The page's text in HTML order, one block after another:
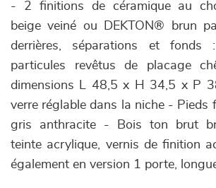
- 2 finitions de céramique au
beige veiné ou DEKTON® brun
derrières, séparations et fonds
particules revêtus de placage
dimensions L 48,5 x H 34,5 x P
verre réglable dans la niche - Pieds
gris anthracite - Bois ton brut
teinte acrylique, vernis de finition
également en version 1 porte,